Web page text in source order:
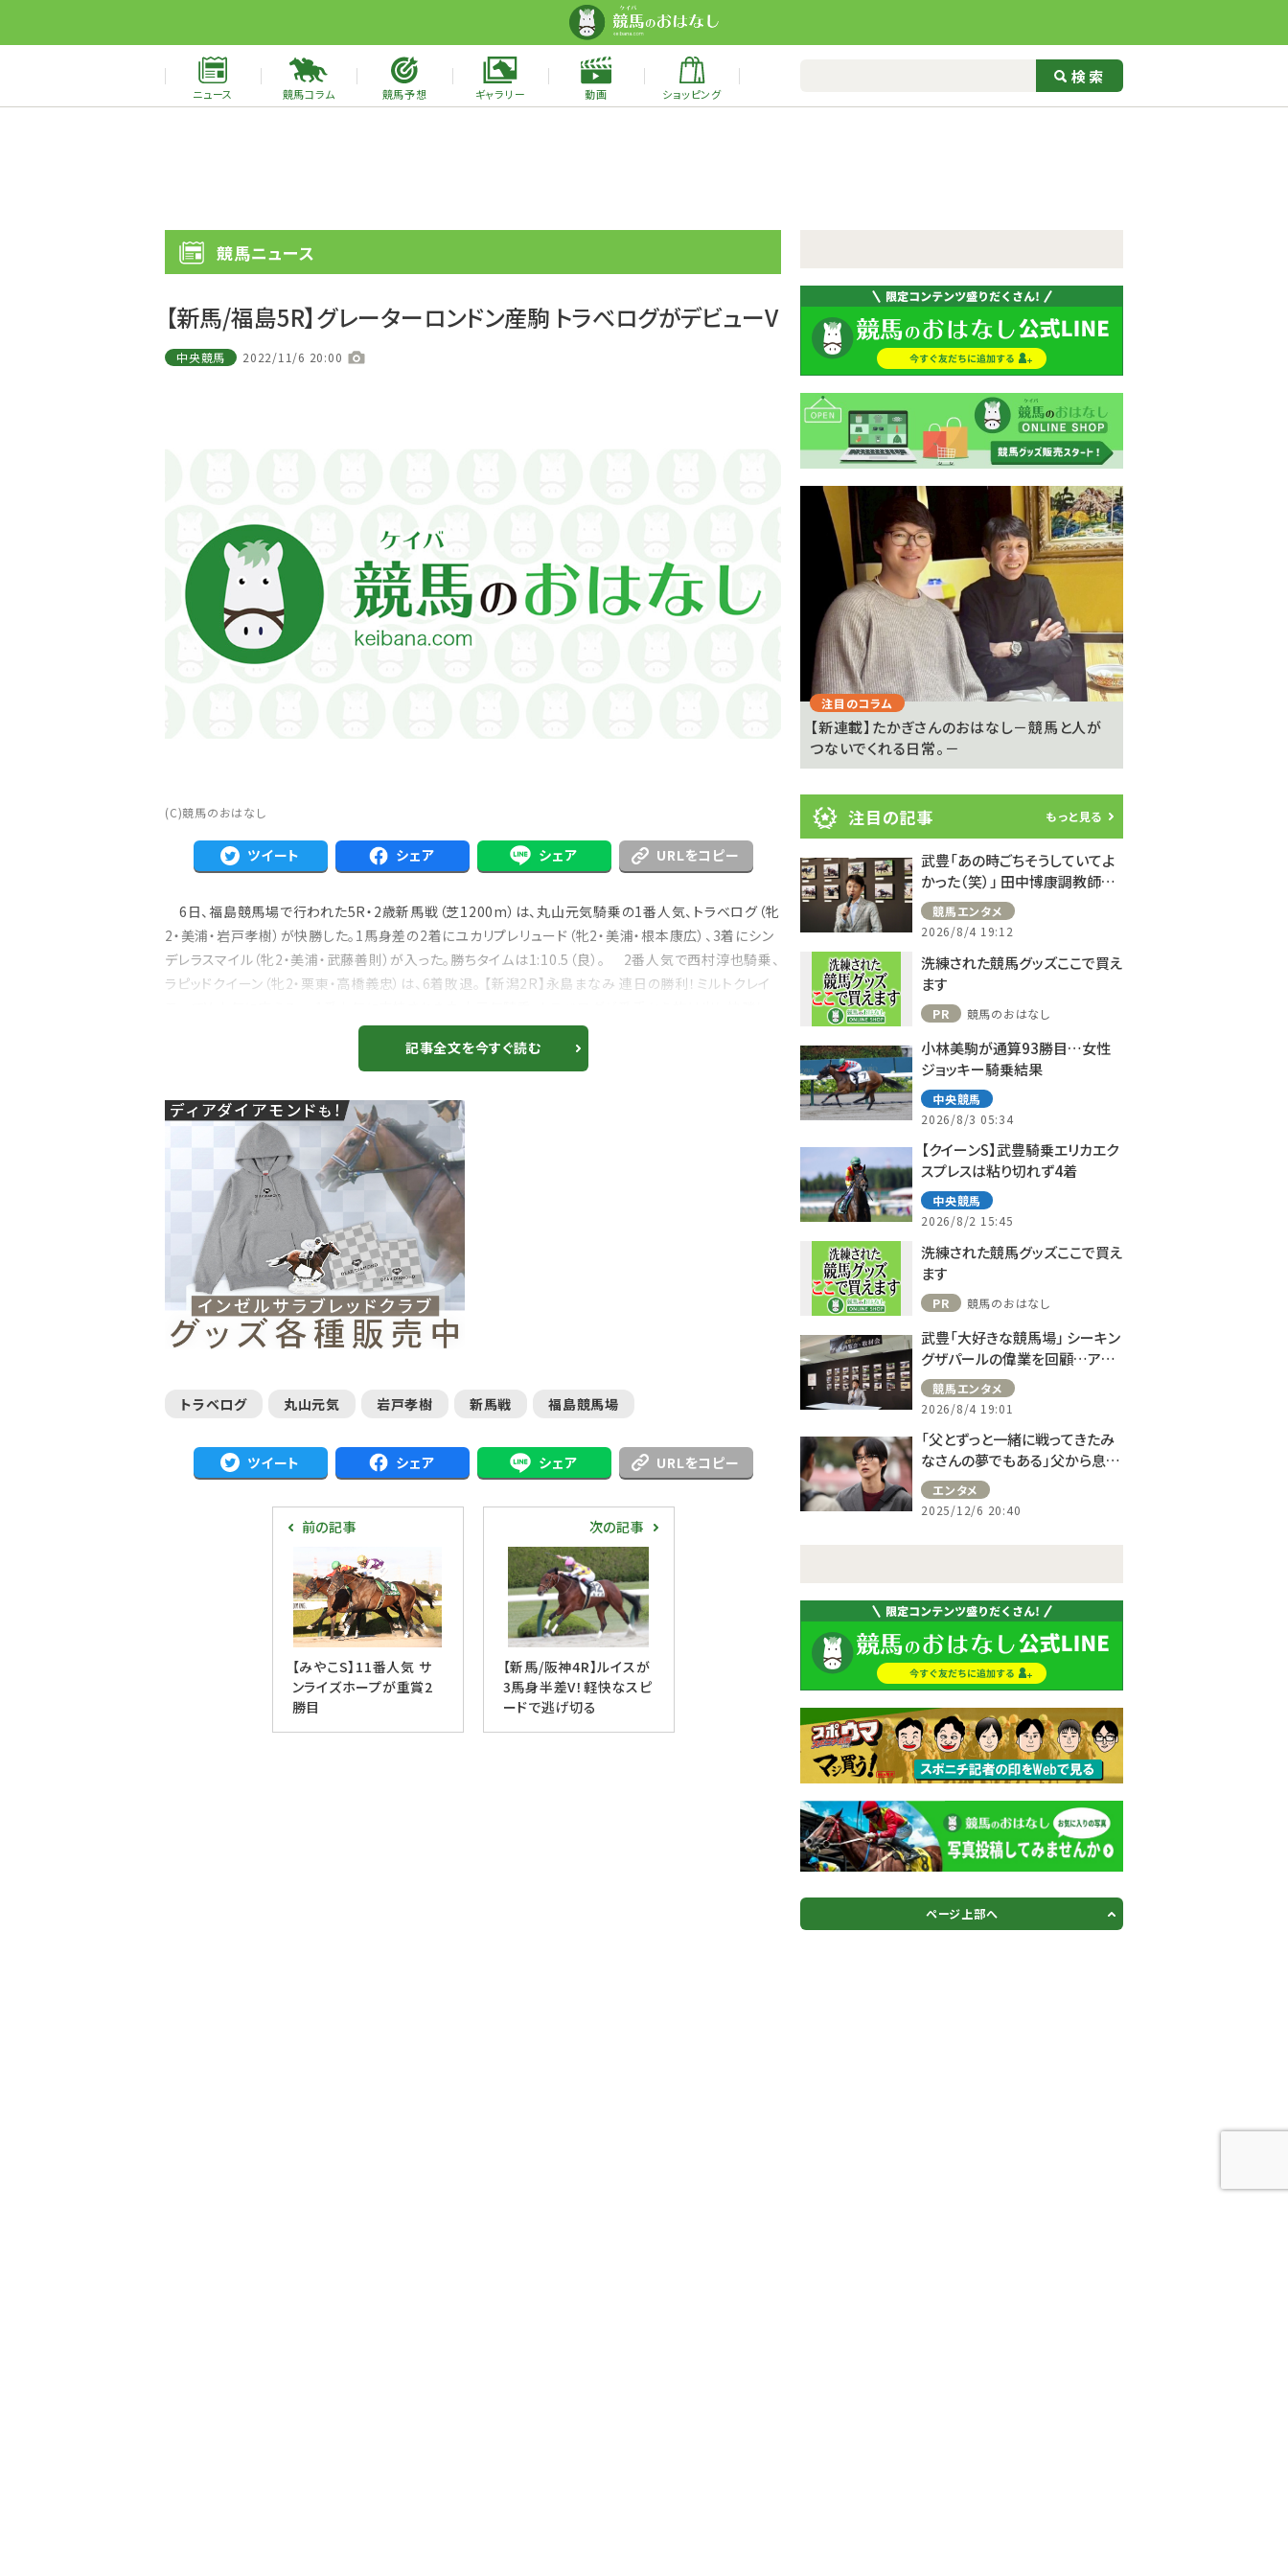
ニュース 競馬コラム 競馬予想 ギャラリー 動画 ショッピング
競馬ニュース
【新馬/福島5R】グレーターロンドン産駒 トラべログがデビューV
中央競馬 2022/11/6 20:00
(C)競馬のおはなし
ツイート シェア シェア URLをコピー
6日、福島競馬場で行われた5R・2歳新馬戦（芝1200m）は、丸山元気騎乗の1番人気、トラベログ（牝
2・美浦・岩戸孝樹）が快勝した。1馬身差の2着にユカリプレリュード（牝2・美浦・根本康広）、3着にシン
デレラスマイル（牝2・美浦・武藤善則）が入った。勝ちタイムは1:10.5（良）。 2番人気で西村淳也騎乗、
ラピッドクイーン（牝2・栗東・高橋義忠）は、6着敗退。 【新潟2R】永島まなみ 連日の勝利！ミルトクレイ
記事全文を今すぐ読む
トラベログ 丸山元気 岩戸孝樹 新馬戦 福島競馬場
ツイート シェア シェア URLをコピー
前の記事
【みやこS】11番人気 サ
ンライズホープが重賞2
勝目
次の記事
【新馬/阪神4R】ルイスが
3馬身半差V！軽快なスピ
ードで逃げ切る
ー
ス
注目のコラム
【新連載】たかぎさんのおはなし－競馬と人が
つないでくれる日常。－
注目の記事 もっと見る
武豊「あの時ごちそうしていてよ
かった（笑）」 田中博康調教師と
のフランスでの思い出を語る
競馬エンタメ
2026/8/4 19:12
洗練された競馬グッズここで買え
ます
PR 競馬のおはなし
小林美駒が通算93勝目…女性
ジョッキー騎乗結果
中央競馬
2026/8/3 05:34
【クイーンS】武豊騎乗エリカエク
スプレスは粘り切れず4着
中央競馬
2026/8/2 15:45
洗練された競馬グッズここで買え
ます
PR 競馬のおはなし
武豊「大好きな競馬場」 シーキン
グザパールの偉業を回顧…アス
コット、ドーヴィルへの思い語る
競馬エンタメ
2026/8/4 19:01
「父とずっと一緒に戦ってきたみ
なさんの夢でもある」父から息子
へ継承されたチーム――新生“チーム
ロイヤル”の誕生…日曜劇場
『ザ・ロイヤルファミリー』第8話レ
エンタメ
2025/12/6 20:40
ページ上部へ